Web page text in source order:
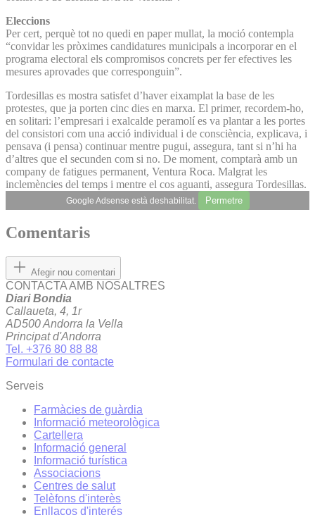
Eleccions
Per cert, perquè tot no quedi en paper mullat, la moció contempla
“convidar les pròximes candidatures municipals a incorporar en el
programa electoral els compromisos concrets per fer efectives les
mesures aprovades que corresponguin”.
Tordesillas es mostra satisfet d’haver eixamplat la base de les
protestes, que ja porten cinc dies en marxa. El primer, recordem-ho,
en solitari: l’empresari i exalcalde peramolí es va plantar a les portes
del consistori com una acció individual i de consciència, explicava, i
pensava (i pensa) continuar mentre pugui, assegura, tant si n’hi ha
d’altres que el secunden com si no. De moment, comptarà amb un
company de fatigues permanent, Ventura Roca. Malgrat les
inclemències del temps i mentre el cos aguanti, assegura Tordesillas.
Google Adsense està deshabilitat. Permetre
Comentaris
Afegir nou comentari
CONTACTA AMB NOSALTRES
Diari Bondia
Callaueta, 4, 1r
AD500 Andorra la Vella
Principat d'Andorra
Tel. +376 80 88 88
Formulari de contacte
Serveis
Farmàcies de guàrdia
Informació meteorològica
Cartellera
Informació general
Informació turística
Associacions
Centres de salut
Telèfons d'interès
Enllaços d'interés